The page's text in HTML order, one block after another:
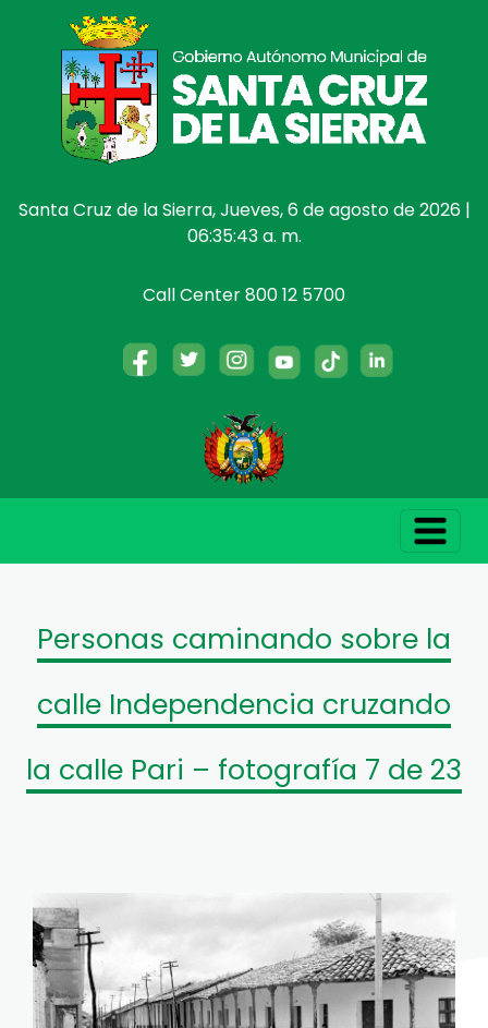
Santa Cruz de la Sierra, Jueves, 6 de agosto de 2026 |
06:35:43 a. m.
Call Center 800 12 5700
Personas caminando sobre la
calle Independencia cruzando
la calle Pari – fotografía 7 de 23